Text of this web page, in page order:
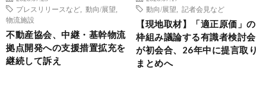
プレスリリースなど
動向/展望
物流施設
不動産協会、中継・基幹物流
拠点開発への支援措置拡充を
継続して訴え
動向/展望
記者会見など
【現地取材】「適正原価」の
枠組み議論する有識者検討会
が初会合、26年中に提言取り
まとめへ